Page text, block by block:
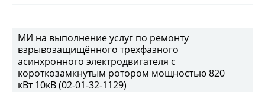
МИ на выполнение услуг по ремонту
взрывозащищённого трехфазного
асинхронного электродвигателя с
короткозамкнутым ротором мощностью 820
кВт 10кВ (02-01-32-1129)